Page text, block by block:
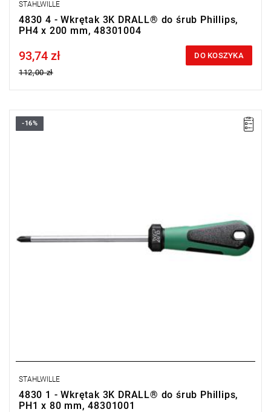
STAHLWILLE
4830 4 - Wkrętak 3K DRALL® do śrub Phillips,
PH4 x 200 mm, 48301004
Price tax included
93,74 zł
112,00 zł
DO KOSZYKA
-16%
STAHLWILLE
4830 1 - Wkrętak 3K DRALL® do śrub Phillips,
PH1 x 80 mm, 48301001